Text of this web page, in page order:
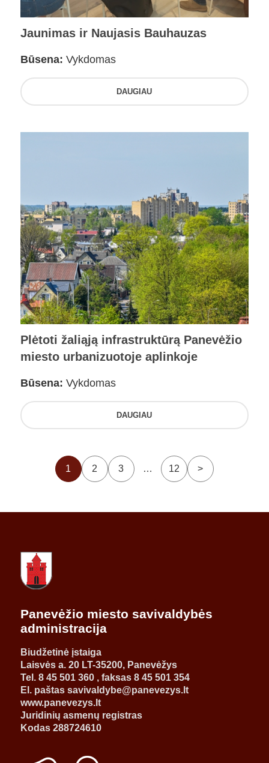
Jaunimas ir Naujasis Bauhauzas
Būsena: Vykdomas
DAUGIAU
Plėtoti žaliąją infrastruktūrą Panevėžio
miesto urbanizuotoje aplinkoje
Būsena: Vykdomas
DAUGIAU
1 2 3 … 12 >
Panevėžio miesto savivaldybės
administracija
Biudžetinė įstaiga
Laisvės a. 20 LT-35200, Panevėžys
Tel. 8 45 501 360 , faksas 8 45 501 354
El. paštas savivaldybe@panevezys.lt
www.panevezys.lt
Juridinių asmenų registras
Kodas 288724610